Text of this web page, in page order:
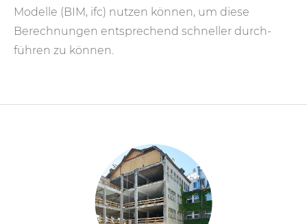
Modelle (BIM, ifc) nutzen können, um diese
Berechnungen entsprechend schneller durch­
führen zu können.